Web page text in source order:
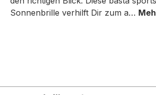
Sonnenbrille verhilft Dir zum a…